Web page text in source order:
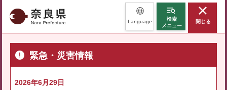
奈良県 Language
検索
メニュー
閉じる
緊急・災害情報
2026年6月29日